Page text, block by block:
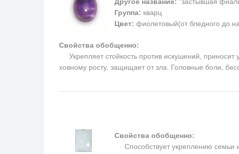
Группа: кварц
Цвет: фиолетовый(от бледного до
Свойства обобщенно:
Укрепляет стойкость против искушений, приносит
ховному росту, защищает от зла. Головные боли,
Свойства обобщенно:
Способствует укреплению семьи и